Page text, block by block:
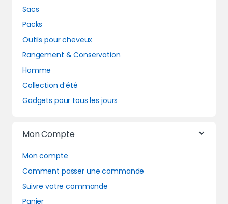
Sacs
Packs
Outils pour cheveux
Rangement & Conservation
Homme
Collection d’été
Gadgets pour tous les jours
Mon Compte
Mon compte
Comment passer une commande
Suivre votre commande
Panier